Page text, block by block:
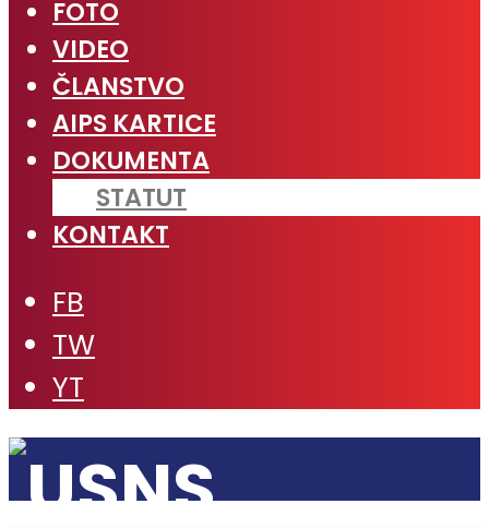
FOTO
VIDEO
ČLANSTVO
AIPS KARTICE
DOKUMENTA
STATUT
KONTAKT
FB
TW
YT